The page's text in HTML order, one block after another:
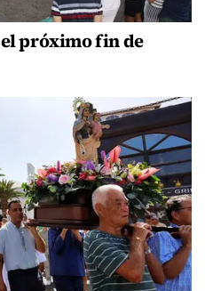
próximo fin de